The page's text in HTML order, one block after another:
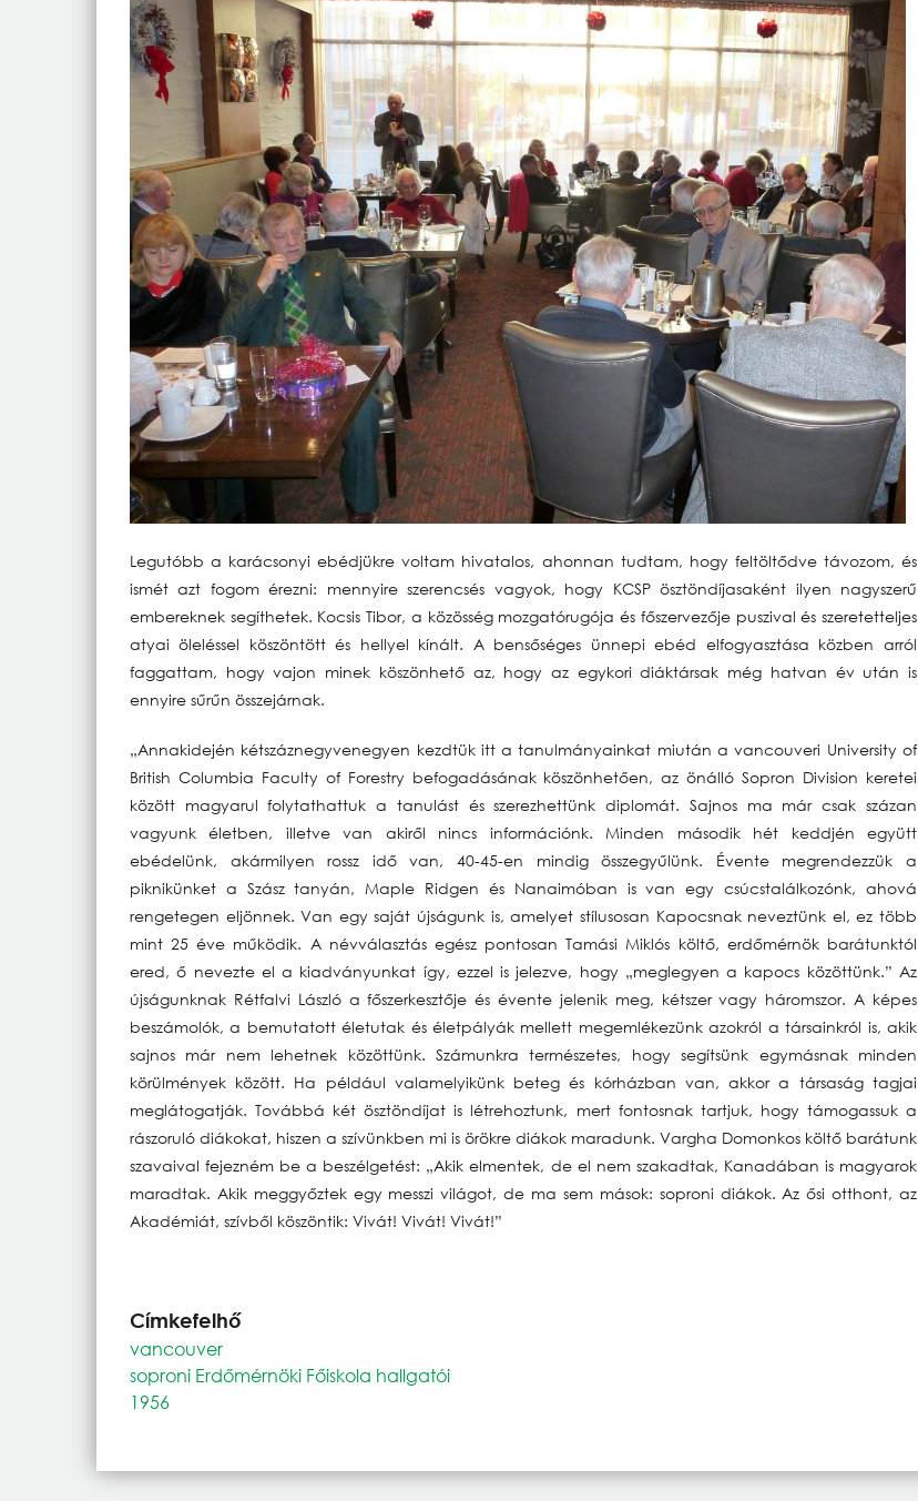
Legutóbb a karácsonyi ebédjükre voltam hivatalos, ahonnan tudtam, hogy feltöltődve távozom, és
ismét azt fogom érezni: mennyire szerencsés vagyok, hogy KCSP ösztöndíjasaként ilyen nagyszerű
embereknek segíthetek. Kocsis Tibor, a közösség mozgatórugója és főszervezője puszival és szeretetteljes
atyai öleléssel köszöntött és hellyel kínált. A bensőséges ünnepi ebéd elfogyasztása közben arról
faggattam, hogy vajon minek köszönhető az, hogy az egykori diáktársak még hatvan év után is
ennyire sűrűn összejárnak.
„Annakidején kétszáznegyvenegyen kezdtük itt a tanulmányainkat miután a vancouveri University of
British Columbia Faculty of Forestry befogadásának köszönhetően, az önálló Sopron Division keretei
között magyarul folytathattuk a tanulást és szerezhettünk diplomát. Sajnos ma már csak százan
vagyunk életben, illetve van akiről nincs információnk. Minden második hét keddjén együtt
ebédelünk, akármilyen rossz idő van, 40-45-en mindig összegyűlünk. Évente megrendezzük a
piknikünket a Szász tanyán, Maple Ridgen és Nanaimóban is van egy csúcstalálkozónk, ahová
rengetegen eljönnek. Van egy saját újságunk is, amelyet stílusosan Kapocsnak neveztünk el, ez több
mint 25 éve működik. A névválasztás egész pontosan Tamási Miklós költő, erdőmérnök barátunktól
ered, ő nevezte el a kiadványunkat így, ezzel is jelezve, hogy „meglegyen a kapocs közöttünk.” Az
újságunknak Rétfalvi László a főszerkesztője és évente jelenik meg, kétszer vagy háromszor. A képes
beszámolók, a bemutatott életutak és életpályák mellett megemlékezünk azokról a társainkról is, akik
sajnos már nem lehetnek közöttünk. Számunkra természetes, hogy segítsünk egymásnak minden
körülmények között. Ha például valamelyikünk beteg és kórházban van, akkor a társaság tagjai
meglátogatják. Továbbá két ösztöndíjat is létrehoztunk, mert fontosnak tartjuk, hogy támogassuk a
rászoruló diákokat, hiszen a szívünkben mi is örökre diákok maradunk. Vargha Domonkos költő barátunk
szavaival fejezném be a beszélgetést: „Akik elmentek, de el nem szakadtak, Kanadában is magyarok
maradtak. Akik meggyőztek egy messzi világot, de ma sem mások: soproni diákok. Az ősi otthont, az
Akadémiát, szívből köszöntik: Vivát! Vivát! Vivát!”
Címkefelhő
vancouver
soproni Erdőmérnöki Főiskola hallgatói
1956